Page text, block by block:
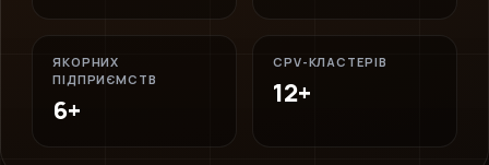
ЯКОРНИХ
ПІДПРИЄМСТВ
6+
CPV-КЛАСТЕРІВ
12+